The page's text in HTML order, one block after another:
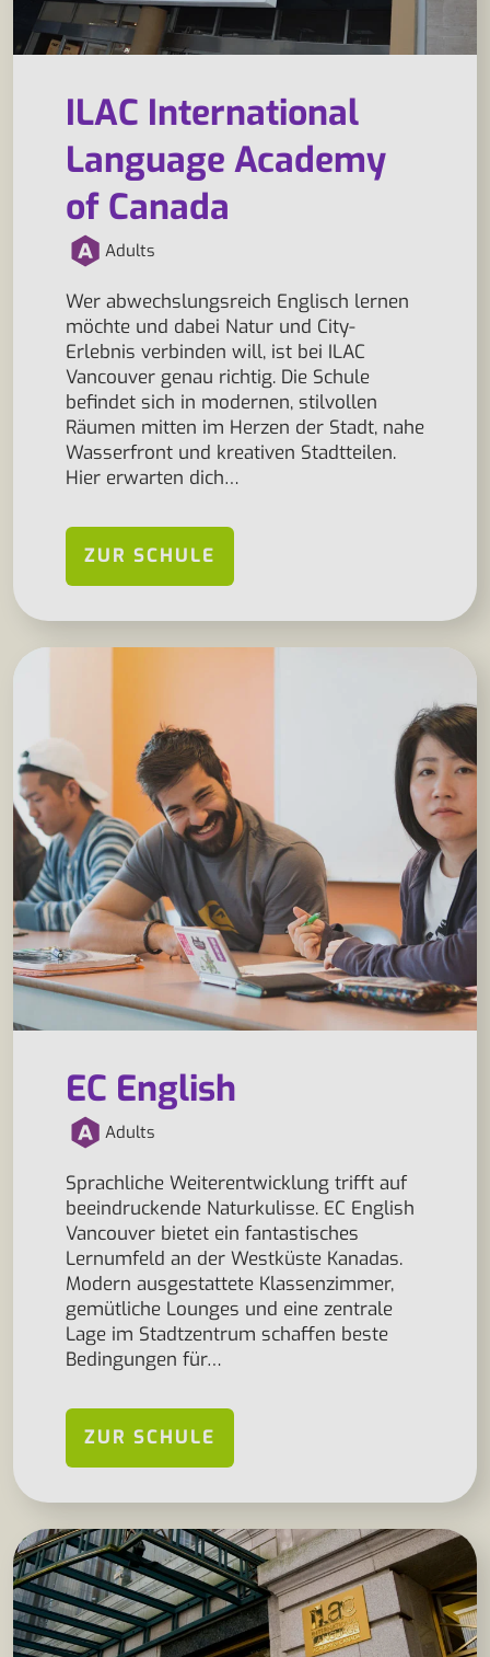
ILAC International
Language Academy
of Canada
Adults
Wer abwechslungsreich Englisch lernen
möchte und dabei Natur und City-
Erlebnis verbinden will, ist bei ILAC
Vancouver genau richtig. Die Schule
befindet sich in modernen, stilvollen
Räumen mitten im Herzen der Stadt, nahe
Wasserfront und kreativen Stadtteilen.
Hier erwarten dich…
ZUR SCHULE
EC English
Adults
Sprachliche Weiterentwicklung trifft auf
beeindruckende Naturkulisse. EC English
Vancouver bietet ein fantastisches
Lernumfeld an der Westküste Kanadas.
Modern ausgestattete Klassenzimmer,
gemütliche Lounges und eine zentrale
Lage im Stadtzentrum schaffen beste
Bedingungen für…
ZUR SCHULE